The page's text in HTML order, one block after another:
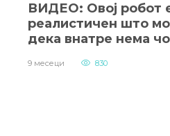
ВИДЕО: Овој робот
реалистичен што
дека внатре нема
9 месеци 830